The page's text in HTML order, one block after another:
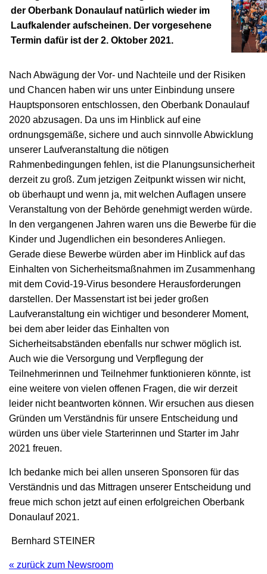
der Oberbank Donaulauf natürlich wieder im
Laufkalender aufscheinen. Der vorgesehene
Termin dafür ist der 2. Oktober 2021.
Nach Abwägung der Vor- und Nachteile und der Risiken
und Chancen haben wir uns unter Einbindung unsere
Hauptsponsoren entschlossen, den Oberbank Donaulauf
2020 abzusagen. Da uns im Hinblick auf eine
ordnungsgemäße, sichere und auch sinnvolle Abwicklung
unserer Laufveranstaltung die nötigen
Rahmenbedingungen fehlen, ist die Planungsunsicherheit
derzeit zu groß. Zum jetzigen Zeitpunkt wissen wir nicht,
ob überhaupt und wenn ja, mit welchen Auflagen unsere
Veranstaltung von der Behörde genehmigt werden würde.
In den vergangenen Jahren waren uns die Bewerbe für die
Kinder und Jugendlichen ein besonderes Anliegen.
Gerade diese Bewerbe würden aber im Hinblick auf das
Einhalten von Sicherheitsmaßnahmen im Zusammenhang
mit dem Covid-19-Virus besondere Herausforderungen
darstellen. Der Massenstart ist bei jeder großen
Laufveranstaltung ein wichtiger und besonderer Moment,
bei dem aber leider das Einhalten von
Sicherheitsabständen ebenfalls nur schwer möglich ist.
Auch wie die Versorgung und Verpflegung der
Teilnehmerinnen und Teilnehmer funktionieren könnte, ist
eine weitere von vielen offenen Fragen, die wir derzeit
leider nicht beantworten können. Wir ersuchen aus diesen
Gründen um Verständnis für unsere Entscheidung und
würden uns über viele Starterinnen und Starter im Jahr
2021 freuen.
Ich bedanke mich bei allen unseren Sponsoren für das
Verständnis und das Mittragen unserer Entscheidung und
freue mich schon jetzt auf einen erfolgreichen Oberbank
Donaulauf 2021.
Bernhard STEINER
« zurück zum Newsroom